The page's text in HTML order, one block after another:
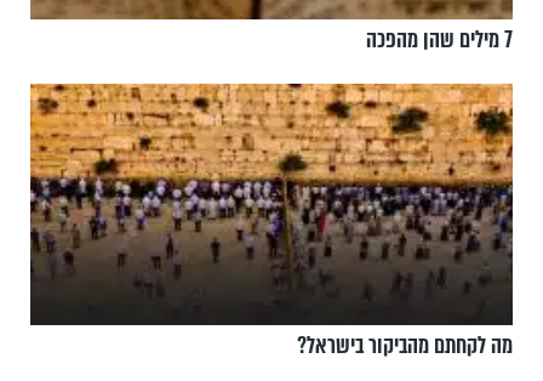
7 מילים שהן מהפכה
מה לקחתם מהביקור בישראל?